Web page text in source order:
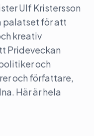
Ulf Kristersson
palatset för att
kreativ
Prideveckan
och
och författare,
Här är hela